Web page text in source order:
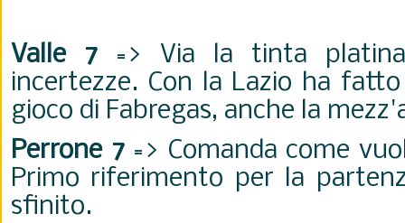
Valle 7 => Via la tinta
incertezze. Con la Lazio ha
gioco di Fabregas, anche la
Perrone 7=> Comanda come
Primo riferimento per la
sfinito.